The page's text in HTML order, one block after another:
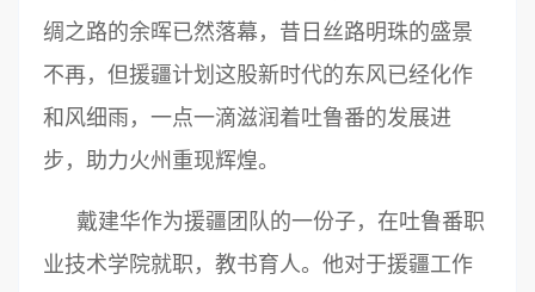
绸之路的余晖已然落幕，昔日丝路明珠的盛景
不再，但援疆计划这股新时代的东风已经化作
和风细雨，一点一滴滋润着吐鲁番的发展进
步，助力火州重现辉煌。
戴建华作为援疆团队的一份子，在吐鲁番职
业技术学院就职，教书育人。他对于援疆工作